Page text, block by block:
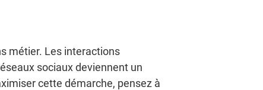
métier. Les interactions
sociaux deviennent un
cette démarche, pensez à